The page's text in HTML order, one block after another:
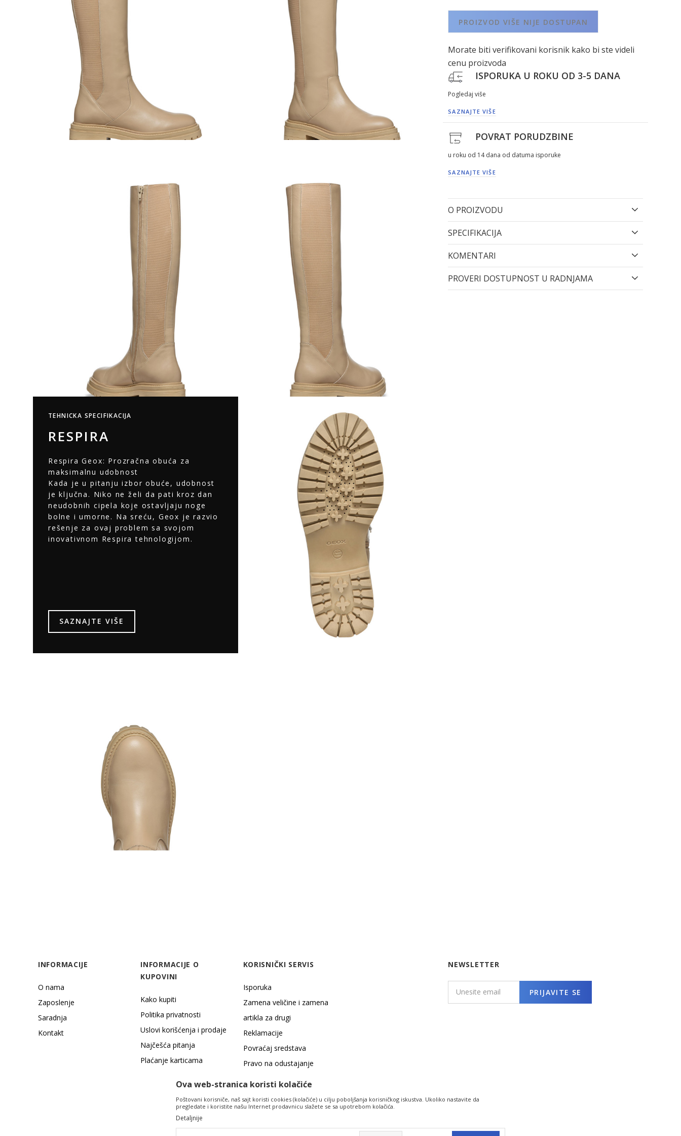
TEHNICKA SPECIFIKACIJA
RESPIRA
Respira Geox: Prozračna obuća za
maksimalnu udobnost
Kada je u pitanju izbor obuće, udobnost
je ključna. Niko ne želi da pati kroz dan
neudobnih cipela koje ostavljaju noge
bolne i umorne. Na sreću, Geox je razvio
rešenje za ovaj problem sa svojom
inovativnom Respira tehnologijom.
SAZNAJTE VIŠE
PROIZVOD VIŠE NIJE DOSTUPAN
Morate biti verifikovani korisnik kako bi ste videli
cenu proizvoda
ISPORUKA U ROKU OD 3-5 DANA
Pogledaj više
SAZNAJTE VIŠE
POVRAT PORUDZBINE
u roku od 14 dana od datuma isporuke
SAZNAJTE VIŠE
O PROIZVODU
SPECIFIKACIJA
KOMENTARI
PROVERI DOSTUPNOST U RADNJAMA
INFORMACIJE
O nama
Zaposlenje
Saradnja
Kontakt
INFORMACIJE O
KUPOVINI
Kako kupiti
Politika privatnosti
Uslovi korišćenja i prodaje
Najčešća pitanja
Plaćanje karticama
KORISNIČKI SERVIS
Isporuka
Zamena veličine i zamena
artikla za drugi
Reklamacije
Povraćaj sredstava
Pravo na odustajanje
NEWSLETTER
PRIJAVITE SE
Ova web-stranica koristi kolačiće
Poštovani korisniče, naš sajt koristi cookies (kolačiće) u cilju poboljšanja korisničkog iskustva. Ukoliko nastavite da
pregledate i koristite našu Internet prodavnicu slažete se sa upotrebom kolačića.
Detaljnije